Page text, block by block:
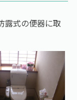
露式の便器に取